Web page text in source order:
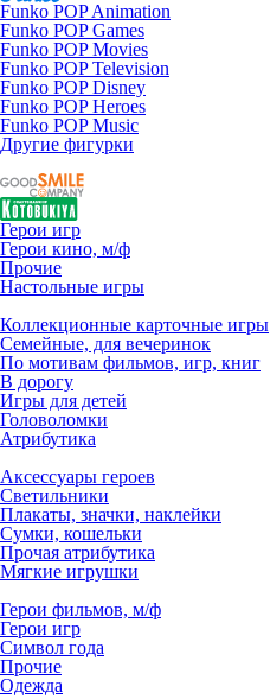
Funko POP Animation
Funko POP Games
Funko POP Movies
Funko POP Television
Funko POP Disney
Funko POP Heroes
Funko POP Music
Другие фигурки
Герои игр
Герои кино, м/ф
Прочие
Настольные игры
Коллекционные карточные игры
Семейные, для вечеринок
По мотивам фильмов, игр, книг
В дорогу
Игры для детей
Головоломки
Атрибутика
Аксессуары героев
Светильники
Плакаты, значки, наклейки
Сумки, кошельки
Прочая атрибутика
Мягкие игрушки
Герои фильмов, м/ф
Герои игр
Символ года
Прочие
Одежда